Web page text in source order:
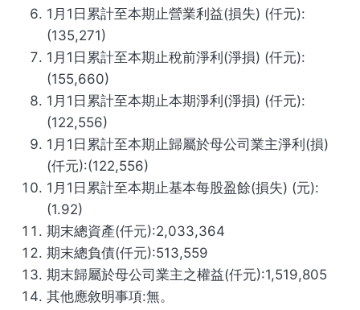
1月1日累計至本期止營業利益(損失) (仟元):
(135,271)
1月1日累計至本期止稅前淨利(淨損) (仟元):
(155,660)
1月1日累計至本期止本期淨利(淨損) (仟元):
(122,556)
1月1日累計至本期止歸屬於母公司業主淨利(損)
(仟元):(122,556)
1月1日累計至本期止基本每股盈餘(損失) (元):
(1.92)
期末總資產(仟元):2,033,364
期末總負債(仟元):513,559
期末歸屬於母公司業主之權益(仟元):1,519,805
其他應敘明事項:無。